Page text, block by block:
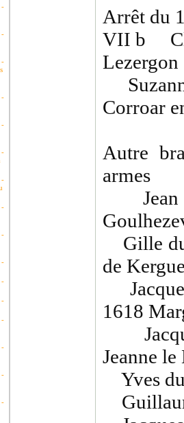
-
-
-
-
-
-
-
-
-
-
-
-
-
-
-
-
Arrêt du
VII b
Lezergon
Corroar
Autre
armes
Jean
Gille du
de
1618
Jeanne
Yves